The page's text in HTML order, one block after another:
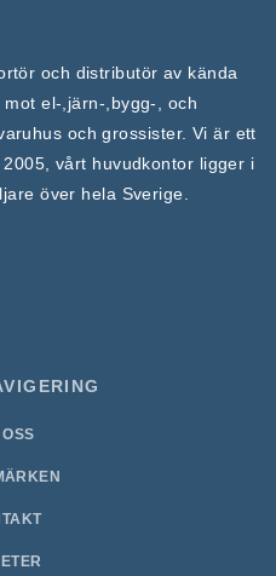
och distributör av kända
el-,järn-,bygg-, och
och grossister. Vi är ett
vårt huvudkontor ligger i
över hela Sverige.